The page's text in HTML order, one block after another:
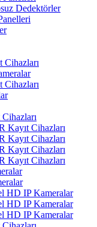
Dedektörler
Kayıt Cihazları
Kayıt Cihazları
Kayıt Cihazları
Kayıt Cihazları
HD IP Kameralar
HD IP Kameralar
HD IP Kameralar